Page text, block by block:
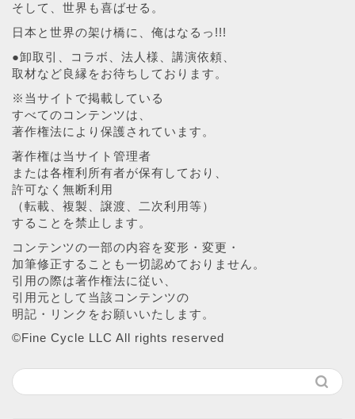
そして、世界も喜ばせる。
日本と世界の架け橋に、俺はなるっ!!!
●卸取引、コラボ、法人様、講演依頼、
取材など良縁をお待ちしております。
※当サイトで掲載している
すべてのコンテンツは、
著作権法により保護されています。
著作権は当サイト管理者
または各権利所有者が保有しており、
許可なく無断利用
（転載、複製、譲渡、二次利用等）
することを禁止します。
コンテンツの一部の内容を変形・変更・
加筆修正することも一切認めておりません。
引用の際は著作権法に従い、
引用元として当該コンテンツの
明記・リンクをお願いいたします。
©︎Fine Cycle LLC All rights reserved